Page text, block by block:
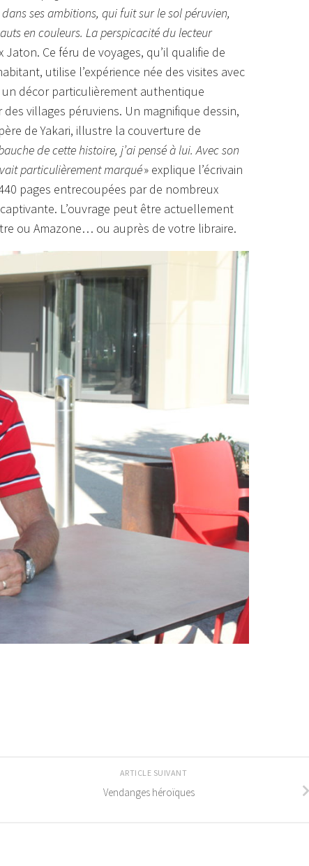
ses ambitions, qui fuit sur le sol péruvien,
en couleurs. La perspicacité du lecteur
Jaton. Ce féru de voyages, qu’il qualifie de
utilise l’expérience née des visites avec
décor particulièrement authentique
villages péruviens. Un magnifique dessin,
de Yakari, illustre la couverture de
de cette histoire, j’ai pensé à lui. Avec son
particulièrement marqué» explique l’écrivain
pages entrecoupées par de nombreux
L’ouvrage peut être actuellement
ou Amazone… ou auprès de votre libraire.
ARTICLE SUIVANT
Vendanges héroïques